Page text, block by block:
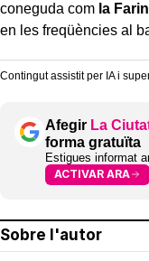
coneguda com la
en les freqüències al
Contingut assistit per IA i
Afegir La
forma gratuïta
Estigues informat
ACTIVAR ARA
Sobre l'autor